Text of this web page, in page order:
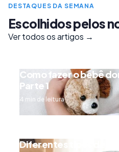
DESTAQUES DA SEMANA
Escolhidos pelos
Ver todos os artigos →
Como fazer o bebê
Parte 1
4 min de leitura
Diferentes tipos de